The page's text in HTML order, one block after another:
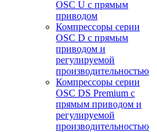
OSC U с прямым
приводом
Компрессоры серии
OSC D с прямым
приводом и
регулируемой
производительностью
Компрессоры серии
OSC DS Premium с
прямым приводом и
регулируемой
производительностью